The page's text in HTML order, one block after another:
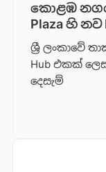
කොළඹ
Plaza හි නව
ශ්‍රී ලංකාවේ
Hub එකක්
දෙසැම්